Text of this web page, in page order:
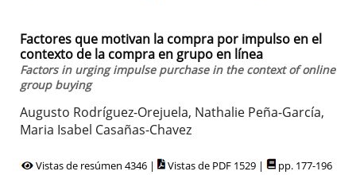
Factores que motivan la compra por impulso en el
contexto de la compra en grupo en línea
Factors in urging impulse purchase in the context of online
group buying
Augusto Rodríguez-Orejuela, Nathalie Peña-García,
Maria Isabel Casañas-Chavez
Vistas de resúmen 4346 | Vistas de PDF 1529 | pp. 177-196